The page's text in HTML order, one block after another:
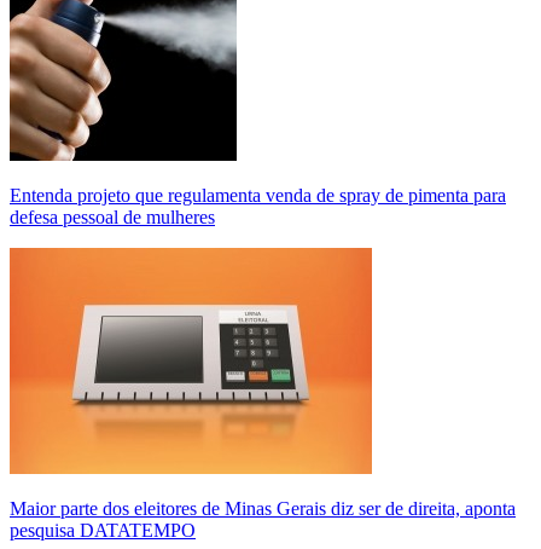
Entenda projeto que regulamenta venda de spray de pimenta para
defesa pessoal de mulheres
Maior parte dos eleitores de Minas Gerais diz ser de direita, aponta
pesquisa DATATEMPO